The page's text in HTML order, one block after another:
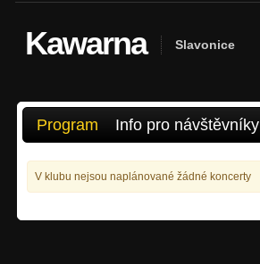
Kawarna Slavonice
Program Info pro návštěvníky
V klubu nejsou naplánované žádné koncerty